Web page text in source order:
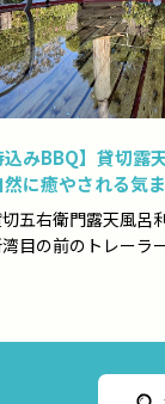
込みBBQ】貸切
然に癒やされる気
五右衛門露天風呂
目の前のトレーラ